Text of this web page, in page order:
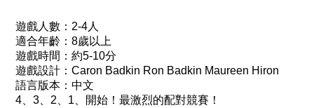
遊戲人數：2-4人
適合年齡：8歲以上
遊戲時間：約5-10分
遊戲設計：Caron Badkin Ron Badkin Maureen Hiron
語言版本：中文
4、3、2、1、開始！最激烈的配對競賽！